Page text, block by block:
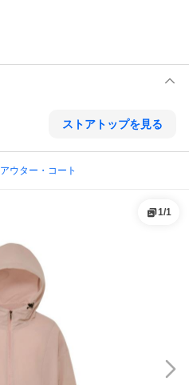
ストアトップを見る
アウター・コート
1/1